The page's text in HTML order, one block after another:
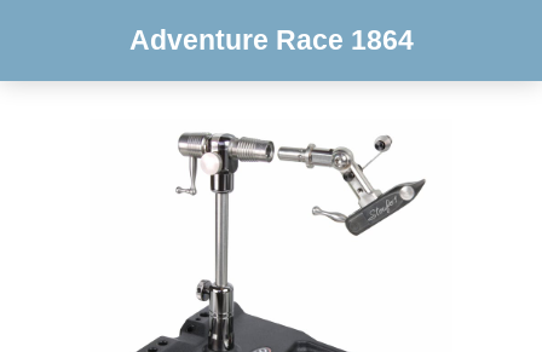
Adventure Race 1864